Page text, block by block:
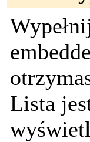
Lista